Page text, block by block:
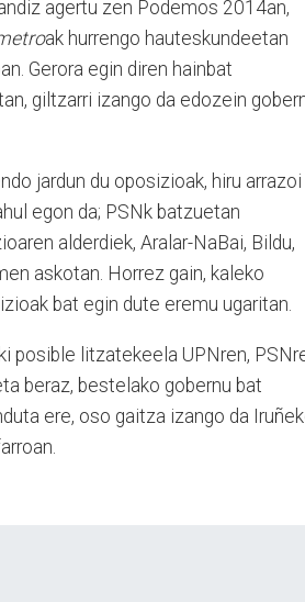
agertu zen Podemos 2014an,
ak hurrengo hauteskundeetan
Gerora egin diren hainbat
giltzarri izango da edozein
jardun du oposizioak, hiru arrazoi
egon da; PSNk batzuetan
alderdiek, Aralar-NaBai, Bildu,
askotan. Horrez gain, kaleko
bat egin dute eremu ugaritan.
posible litzatekeela UPNren,
beraz, bestelako gobernu bat
ere, oso gaitza izango da